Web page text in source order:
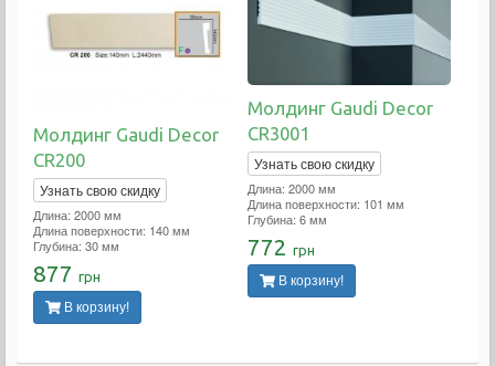
Молдинг Gaudi Decor
CR200
Узнать свою скидку
Длина: 2000 мм
Длина поверхности: 140 мм
Глубина: 30 мм
877 грн
В корзину!
Молдинг Gaudi Decor
CR3001
Узнать свою скидку
Длина: 2000 мм
Длина поверхности: 101 мм
Глубина: 6 мм
772 грн
В корзину!